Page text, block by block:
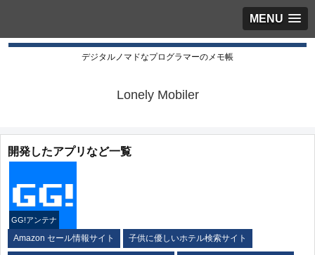
MENU
デジタルノマドなプログラマーのメモ帳
Lonely Mobiler
開発したアプリなど一覧
GG!アンテナ
Amazon セール情報サイト 子供に優しいホテル検索サイト